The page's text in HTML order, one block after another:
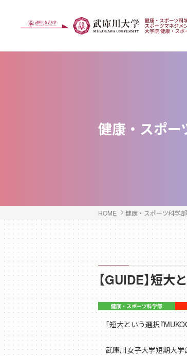
健康・スポー
HOME 健康・スポーツ科学
【GUIDE】短
「短大という選択『
武庫川女子大学短期大学